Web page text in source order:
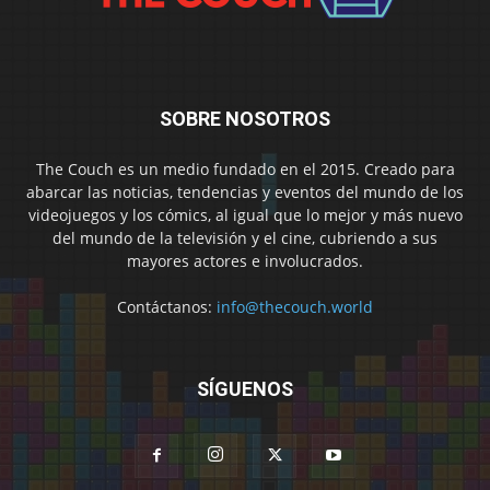
SOBRE NOSOTROS
The Couch es un medio fundado en el 2015. Creado para
abarcar las noticias, tendencias y eventos del mundo de los
videojuegos y los cómics, al igual que lo mejor y más nuevo
del mundo de la televisión y el cine, cubriendo a sus
mayores actores e involucrados.
Contáctanos: info@thecouch.world
SÍGUENOS